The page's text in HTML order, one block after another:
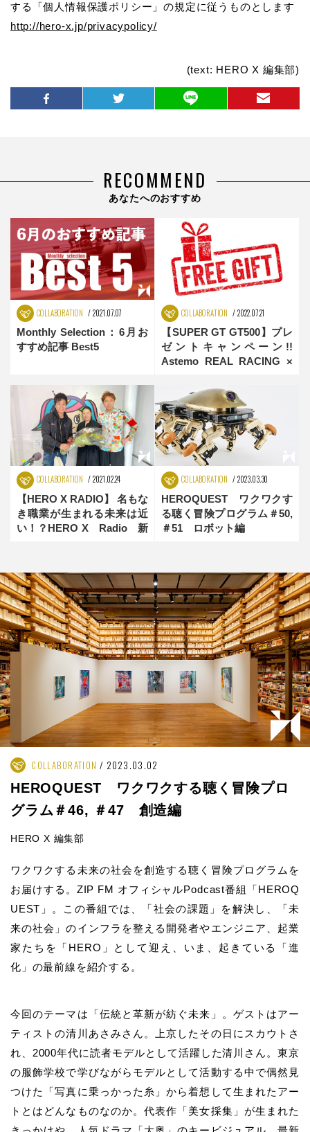
する「個人情報保護ポリシー」の規定に従うものとします
http://hero-x.jp/privacypolicy/
(text: HERO X 編集部)
RECOMMEND
あなたへのおすすめ
COLLABORATION 2021.07.07
Monthly Selection：6月お
すすめ記事 Best5
COLLABORATION 2022.07.21
【SUPER GT GT500】プレ
ゼントキャンペーン!!
Astemo REAL RACING ×
COLLABORATION 2021.02.24
【HERO X RADIO】 名もな
き職業が生まれる未来は近
い！？HERO X Radio 新
COLLABORATION 2023.03.30
HEROQUEST ワクワクす
る聴く冒険プログラム＃50,
＃51 ロボット編
COLLABORATION 2023.03.02
HEROQUEST ワクワクする聴く冒険プロ
グラム＃46, ＃47 創造編
HERO X 編集部
ワクワクする未来の社会を創造する聴く冒険プログラムを
お届けする。ZIP FM オフィシャルPodcast番組「HEROQ
UEST」。この番組では、「社会の課題」を解決し、「未
来の社会」のインフラを整える開発者やエンジニア、起業
家たちを「HERO」として迎え、いま、起きている「進
化」の最前線を紹介する。
今回のテーマは「伝統と革新が紡ぐ未来」。ゲストはアー
ティストの清川あさみさん。上京したその日にスカウトさ
れ、2000年代に読者モデルとして活躍した清川さん。東京
の服飾学校で学びながらモデルとして活動する中で偶然見
つけた「写真に乗っかった糸」から着想して生まれたアー
トとはどんなものなのか。代表作「美女採集」が生まれた